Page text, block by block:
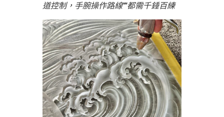
道控制，手腕操作路線’‘’‘都需千錘百練